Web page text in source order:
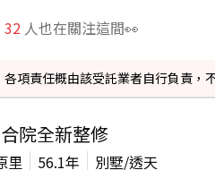
32 人也在關注這間👀
項責任概由該受託業者自行負責，
院全新整修
里 56.1年
別墅/透天